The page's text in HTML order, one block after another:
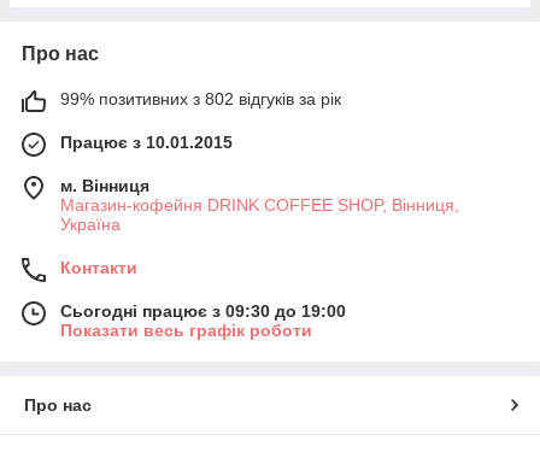
Про нас
99% позитивних з 802 відгуків за рік
Працює з 10.01.2015
м. Вінниця
Магазин-кофейня DRINK COFFEE SHOP, Вінниця,
Україна
Контакти
Сьогодні працює з 09:30 до 19:00
Показати весь графік роботи
Про нас